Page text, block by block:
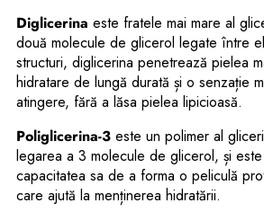
Diglicerina este fratele mai mare al
două molecule de glicerol legate între
structuri, diglicerina penetrează pielea
hidratare de lungă durată și o senzație
atingere, fără a lăsa pielea lipicioasă.
Poliglicerina-3 este un polimer al
legarea a 3 molecule de glicerol, și
capacitatea sa de a forma o peliculă
care ajută la menținerea hidratării.